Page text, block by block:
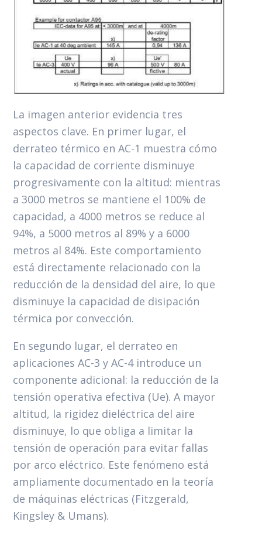
La imagen anterior evidencia tres
aspectos clave. En primer lugar, el
derrateo térmico en AC-1 muestra cómo
la capacidad de corriente disminuye
progresivamente con la altitud: mientras
a 3000 metros se mantiene el 100% de
capacidad, a 4000 metros se reduce al
94%, a 5000 metros al 89% y a 6000
metros al 84%. Este comportamiento
está directamente relacionado con la
reducción de la densidad del aire, lo que
disminuye la capacidad de disipación
térmica por convección.
En segundo lugar, el derrateo en
aplicaciones AC-3 y AC-4 introduce un
componente adicional: la reducción de la
tensión operativa efectiva (Ue). A mayor
altitud, la rigidez dieléctrica del aire
disminuye, lo que obliga a limitar la
tensión de operación para evitar fallas
por arco eléctrico. Este fenómeno está
ampliamente documentado en la teoría
de máquinas eléctricas (Fitzgerald,
Kingsley & Umans).